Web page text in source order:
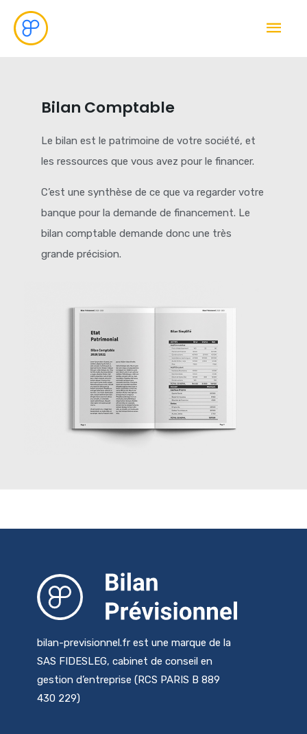
Bilan Comptable​
Le bilan est le patrimoine de votre société, et
les ressources que vous avez pour le financer.
C’est une synthèse de ce que va regarder votre
banque pour la demande de financement. Le
bilan comptable demande donc une très
grande précision.
bilan-previsionnel.fr est une marque de la
SAS FIDESLEG, cabinet de conseil en
gestion d’entreprise (RCS PARIS B 889
430 229)